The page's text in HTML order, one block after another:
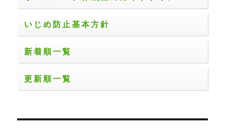
いじめ防止基本方針
新着順一覧
更新順一覧